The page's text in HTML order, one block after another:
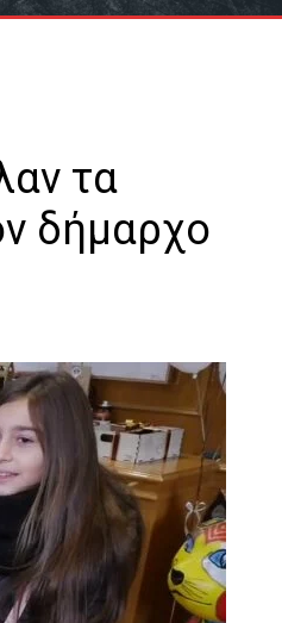
τα
δήμαρχο